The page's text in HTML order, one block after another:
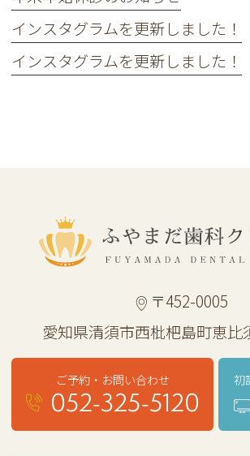
インスタグラムを更新しました！
インスタグラムを更新しました！
〒452-0005
愛知県清須市西枇杷島町恵比
ご予約・お問い合わせ
052-325-5120
初